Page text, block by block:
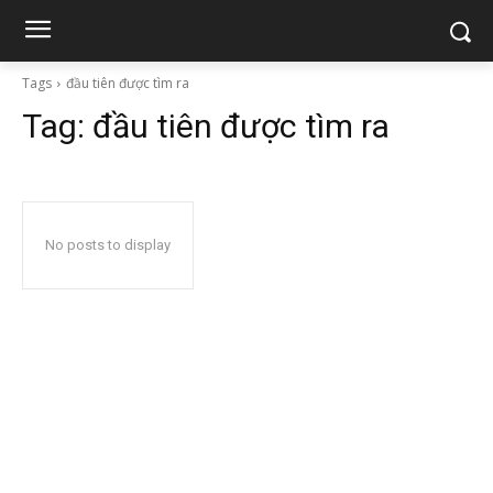
Tags đầu tiên được tìm ra
Tag: đầu tiên được tìm ra
No posts to display